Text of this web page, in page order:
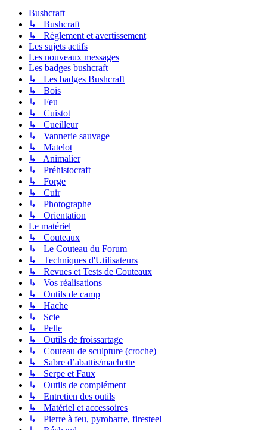
Bushcraft
↳ Bushcraft
↳ Règlement et avertissement
Les sujets actifs
Les nouveaux messages
Les badges bushcraft
↳ Les badges Bushcraft
↳ Bois
↳ Feu
↳ Cuistot
↳ Cueilleur
↳ Vannerie sauvage
↳ Matelot
↳ Animalier
↳ Préhistocraft
↳ Forge
↳ Cuir
↳ Photographe
↳ Orientation
Le matériel
↳ Couteaux
↳ Le Couteau du Forum
↳ Techniques d'Utilisateurs
↳ Revues et Tests de Couteaux
↳ Vos réalisations
↳ Outils de camp
↳ Hache
↳ Scie
↳ Pelle
↳ Outils de froissartage
↳ Couteau de sculpture (croche)
↳ Sabre d’abattis/machette
↳ Serpe et Faux
↳ Outils de complément
↳ Entretien des outils
↳ Matériel et accessoires
↳ Pierre à feu, pyrobarre, firesteel